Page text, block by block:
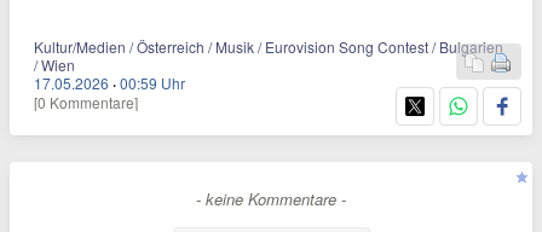
Kultur/Medien / Österreich / Musik / Eurovision Song Contest / Bulgarien
/ Wien
17.05.2026 ·00:59 Uhr
[0 Kommentare]
- keine Kommentare -